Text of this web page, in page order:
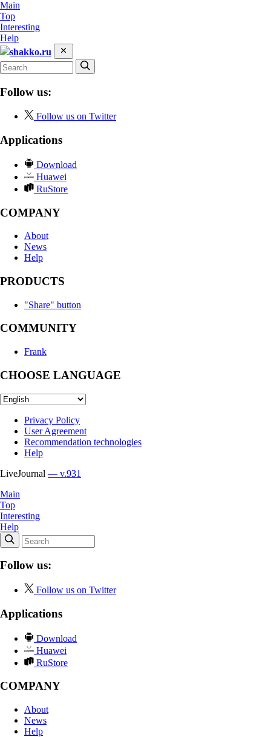
Main
Top
Interesting
Help
shakko.ru
Follow us:
Follow us on Twitter
Applications
Download
Huawei
RuStore
COMPANY
About
News
Help
PRODUCTS
"Share" button
COMMUNITY
Frank
CHOOSE LANGUAGE
Privacy Policy
User Agreement
Recommendation technologies
Help
LiveJournal — v.931
Main
Top
Interesting
Help
Follow us:
Follow us on Twitter
Applications
Download
Huawei
RuStore
COMPANY
About
News
Help